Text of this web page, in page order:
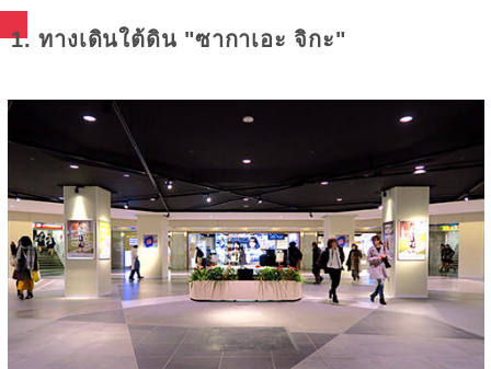
1. ทางเดินใต้ดิน "ซากาเอะ จิกะ"